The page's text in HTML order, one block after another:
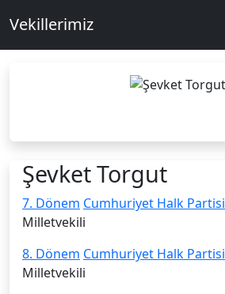
Vekillerimiz
Şevket Torgut
7. Dönem Cumhuriyet Halk Partisi
Milletvekili
8. Dönem Cumhuriyet Halk Partisi
Milletvekili